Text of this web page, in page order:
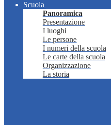
Scuola
Panoramica
Presentazione
I luoghi
Le persone
I numeri della scuola
Le carte della scuola
Organizzazione
La storia